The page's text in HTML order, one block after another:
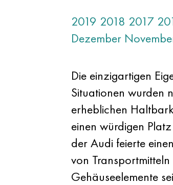
2019 2018 2017
Dezember
Die einzigartigen
Situationen wurden
erheblichen
einen würdigen
der Audi feierte
von
Gehäuseelemente